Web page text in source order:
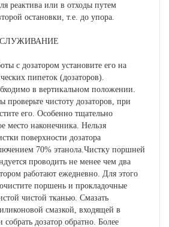
реактива или в отходы путем
остановки, т.е. до упора.
с дозатором установите его на
пипеток (дозаторов).
в вертикальном положении.
проверьте чистоту дозаторов, при
его. Особенно тщательно
место наконечника. Нельзя
поверхности дозатора
70% этанола.Чистку поршней
проводить не менее чем два
работают ежедневно. Для этого
поршень и прокладочные
чистой тканью. Смазать
смазкой, входящей в
дозатор обратно. Более